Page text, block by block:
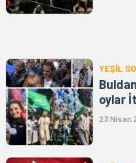
YEŞİL
oylar
23 Nisan